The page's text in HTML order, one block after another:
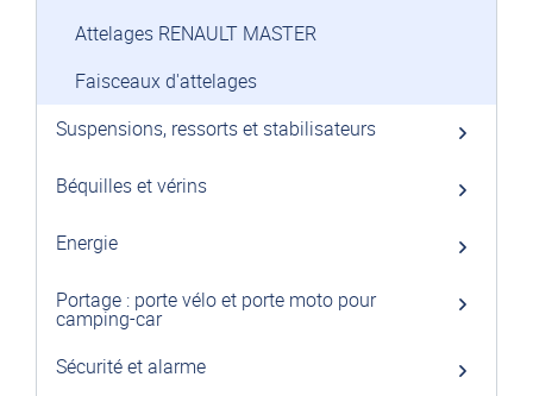
Attelages RENAULT MASTER
Faisceaux d'attelages
Suspensions, ressorts et stabilisateurs
Béquilles et vérins
Energie
Portage : porte vélo et porte moto pour
camping-car
Sécurité et alarme